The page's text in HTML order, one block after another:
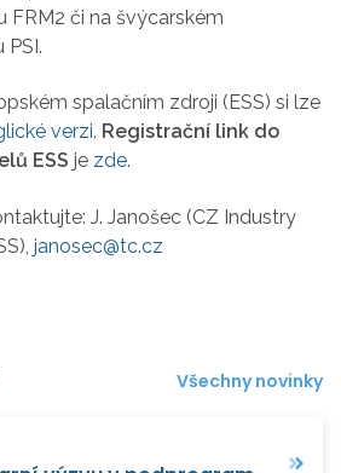
FRM2 či na švýcarském
spalačním zdroji (ESS) si lze
verzi. Registrační link do
ESS je zde.
J. Janošec (CZ Industry
janosec@tc.cz
Všechny novinky